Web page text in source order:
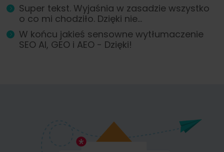
Super tekst. Wyjaśnia w zasadzie wszystko
o co mi chodziło. Dzięki nie...
W końcu jakieś sensowne wytłumaczenie
SEO AI, GEO i AEO - Dzięki!